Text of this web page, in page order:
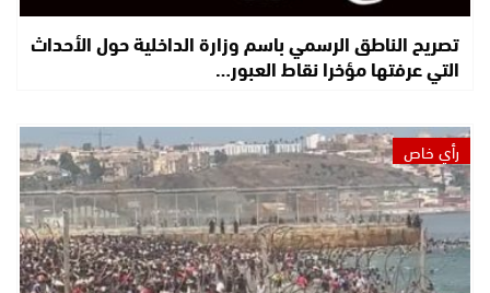
تصريح الناطق الرسمي باسم وزارة الداخلية حول الأحداث
التي عرفتها مؤخرا نقاط العبور…
رأي خاص